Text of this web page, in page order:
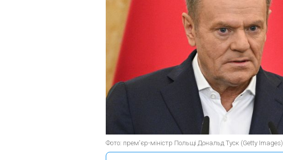
Фото: прем'єр-міністр Польщі Дональд Туск (Getty Images)